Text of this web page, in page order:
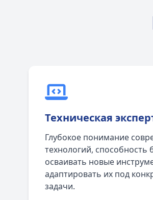
Техническая
Глубокое понимание
технологий, способность
осваивать новые
адаптировать их под
задачи.